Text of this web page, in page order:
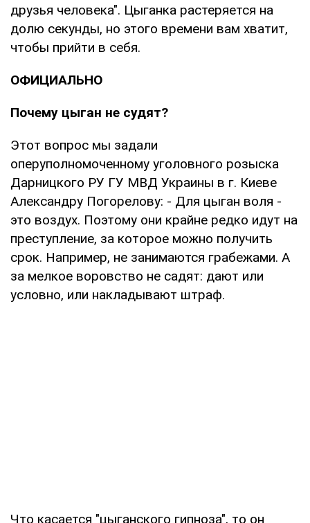
друзья человека". Цыганка растеряется на
долю секунды, но этого времени вам хватит,
чтобы прийти в себя.
ОФИЦИАЛЬНО
Почему цыган не судят?
Этот вопрос мы задали
оперуполномоченному уголовного розыска
Дарницкого РУ ГУ МВД Украины в г. Киеве
Александру Погорелову: - Для цыган воля -
это воздух. Поэтому они крайне редко идут на
преступление, за которое можно получить
срок. Например, не занимаются грабежами. А
за мелкое воровство не садят: дают или
условно, или накладывают штраф.
Что касается "цыганского гипноза", то он